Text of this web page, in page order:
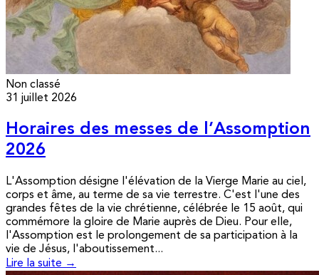
Non classé
31 juillet 2026
Horaires des messes de l’Assomption
2026
L'Assomption désigne l'élévation de la Vierge Marie au ciel,
corps et âme, au terme de sa vie terrestre. C'est l'une des
grandes fêtes de la vie chrétienne, célébrée le 15 août, qui
commémore la gloire de Marie auprès de Dieu. Pour elle,
l'Assomption est le prolongement de sa participation à la
vie de Jésus, l'aboutissement...
Lire la suite →